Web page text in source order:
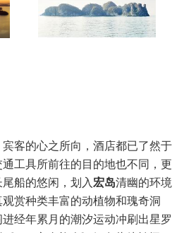
客的心之所向，酒店都已了然于
工具所前往的目的地也不同，更
船的悠闲，划入宏岛清幽的环境
赏种类丰富的动植物和瑰奇洞
经年累月的潮汐运动冲刷出星罗